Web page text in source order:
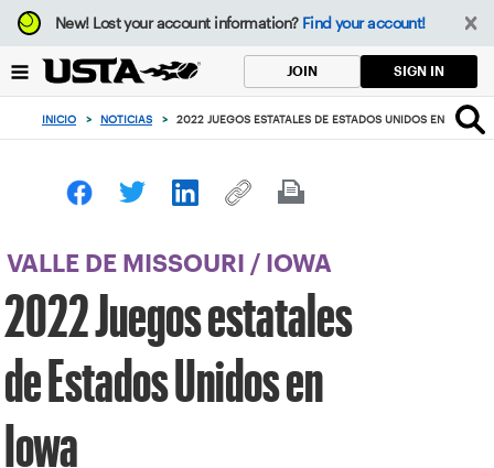
Enfoque
desde
botón
volver
principio
New!Lost your account information? Find your account!
JOIN SIGN IN
INICIO > NOTICIAS > 2022 JUEGOS ESTATALES DE ESTADOS UNIDOS EN IOWA
VALLE DE MISSOURI / IOWA
2022 Juegos estatales
de Estados Unidos en
Iowa